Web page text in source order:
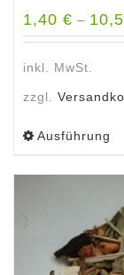
1,40 € –
inkl. MwSt.
zzgl.
Ausführung